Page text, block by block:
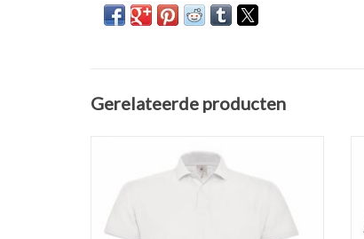
Gerelateerde producten
B&C. Poloshirt verkrijgbaar in maar liefst 20
kleuren in de maten S t/m 4XL !
ringgesponnen katoen (180 gr. p/m)